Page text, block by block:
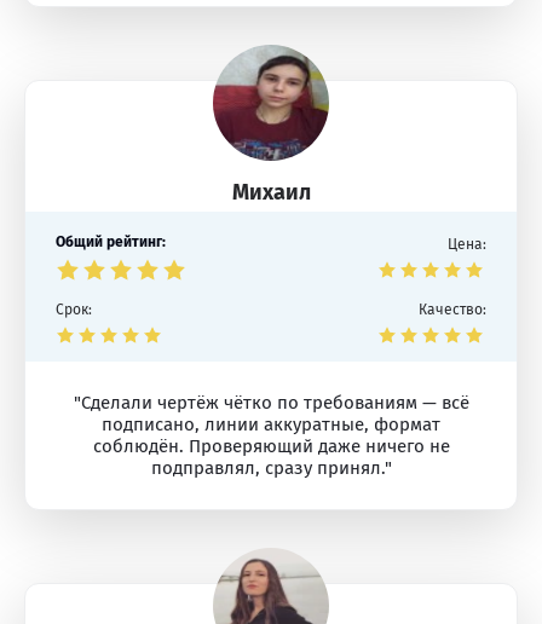
Михаил
Общий рейтинг: Цена:
Срок: Качество:
"Сделали чертёж чётко по требованиям — всё
подписано, линии аккуратные, формат
соблюдён. Проверяющий даже ничего не
подправлял, сразу принял."